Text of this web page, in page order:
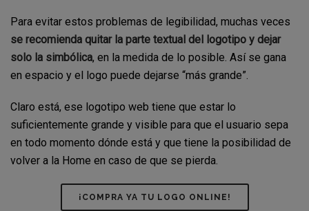
Para evitar estos problemas de legibilidad, muchas veces
se recomienda quitar la parte textual del logotipo y dejar
solo la simbólica, en la medida de lo posible. Así se gana
en espacio y el logo puede dejarse “más grande”.
Claro está, ese logotipo web tiene que estar lo
suficientemente grande y visible para que el usuario sepa
en todo momento dónde está y que tiene la posibilidad de
volver a la Home en caso de que se pierda.
¡COMPRA YA TU LOGO ONLINE!